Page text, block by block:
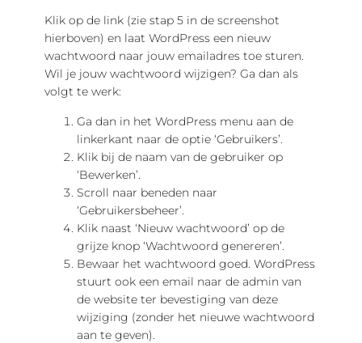
Klik op de link (zie stap 5 in de screenshot
hierboven) en laat WordPress een nieuw
wachtwoord naar jouw emailadres toe sturen.
Wil je jouw wachtwoord wijzigen? Ga dan als
volgt te werk:
Ga dan in het WordPress menu aan de
linkerkant naar de optie ‘Gebruikers’.
Klik bij de naam van de gebruiker op
‘Bewerken’.
Scroll naar beneden naar
‘Gebruikersbeheer’.
Klik naast ‘Nieuw wachtwoord’ op de
grijze knop ‘Wachtwoord genereren’.
Bewaar het wachtwoord goed. WordPress
stuurt ook een email naar de admin van
de website ter bevestiging van deze
wijziging (zonder het nieuwe wachtwoord
aan te geven).